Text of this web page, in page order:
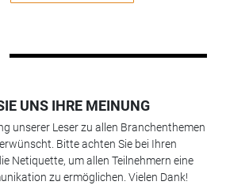
UNS IHRE MEINUNG
unserer Leser zu allen Branchenthemen
Bitte achten Sie bei Ihren
Netiquette, um allen Teilnehmern eine
zu ermöglichen. Vielen Dank!